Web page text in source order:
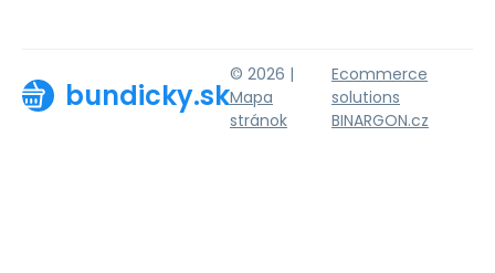
bundicky.sk
© 2026 |
Mapa
stránok
Ecommerce
solutions
BINARGON.cz